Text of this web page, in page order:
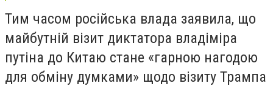
Тим часом російська влада заявила, що
майбутній візит диктатора владіміра
путіна до Китаю стане «гарною нагодою
для обміну думками» щодо візиту Трампа